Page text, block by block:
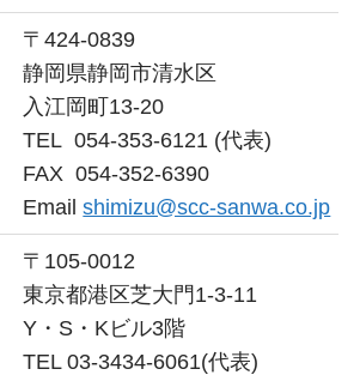
〒424-0839
静岡県静岡市清水区
入江岡町13-20
TEL 054-353-6121 (代表)
FAX 054-352-6390
Emailshimizu@scc-sanwa.co.jp
〒105-0012
東京都港区芝大門1-3-11
Y・S・Kビル3階
TEL 03-3434-6061(代表)